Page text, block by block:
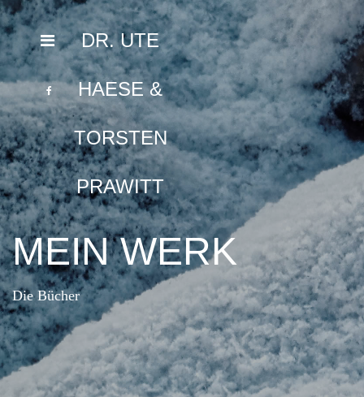
DR. UTE
HAESE &
TORSTEN
PRAWITT
MEIN WERK
Die Bücher